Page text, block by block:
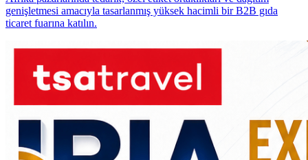
genişletmesi amacıyla tasarlanmış yüksek hacimli bir B2B gıda
ticaret fuarına katılın.